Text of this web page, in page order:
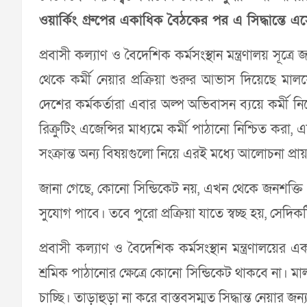
ওয়ার্কিং গ্রুপের একাধিক বৈঠকের পর এ সিদ্ধান্তে
প্রবাসী কল্যাণ ও বৈদেশিক কর্মসংস্থান মন্ত্রণালয়
থেকে কর্মী নেয়ার প্রক্রিয়া শুরুর আভাস দিয়েছে
দেশের কর্মকর্তারা এবার অল্প অভিবাসন ব্যয়ে কর্মী
রিক্রুটিং এজেন্সির মাধ্যমে কর্মী পাঠানো নিশ্চিত করা,
সংক্রান্ত অন্য বিষয়গুলো নিয়ে এরই মধ্যে আলোচনা
জানা গেছে, কোনো সিন্ডিকেট নয়, এখন থেকে জনশক্তি
সুযোগ পাবে। তবে পুরো প্রক্রিয়া যাতে স্বচ্ছ হয়,
প্রবাসী কল্যাণ ও বৈদেশিক কর্মসংস্থান
শ্রমিক পাঠানোর ক্ষেত্রে কোনো সিন্ডিকেট থাকবে না।
চাচ্ছি। তাড়াহুড়া না করে বাস্তবসম্মত সিদ্ধান্ত নেয়ার